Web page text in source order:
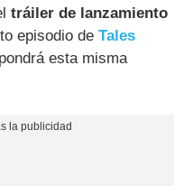
tráiler de lanzamiento
episodio deTales
esta misma